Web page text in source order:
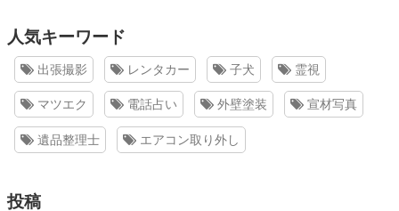
人気キーワード
出張撮影 レンタカー 子犬 霊視
マツエク 電話占い 外壁塗装 宣材写真
遺品整理士 エアコン取り外し
投稿